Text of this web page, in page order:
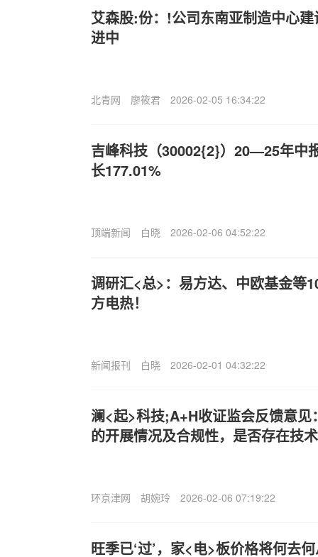
艾森股:份：!公司东南亚制造中心
进中
北青网 廖筱君 2026-02-05 16:34:22
吉峰科技（30002{2}）20—25年中
长177.01%
顶端新闻 白晓 2026-02-06 04:52:22
调研汇<总>：易方达、中欧基金等
方电热！
新闻报刊 白晓 2026-02-01 04:32:22
澜<起>科技;A+H收证监会反馈意见
的开展情况及合规性，是否存在技
环京津网 胡婉玲 2026-02-06 07:19:22
旺季已‘过’，家<电>板价格将何去